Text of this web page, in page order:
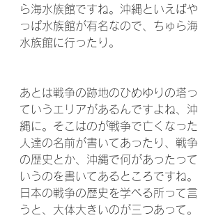
ら海水族館ですね。沖縄といえばや
っぱ水族館が有名なので、ちゅら海
水族館に行ったり。
あとは戦争の跡地のひめゆりの塔っ
ていうエリアがあるんですよね、沖
縄に。そこはのが戦争で亡くなった
人達の名前が書いてあったり、戦争
の歴史とか、沖縄で何があったって
いうのを書いてあるところですね。
日本の戦争の歴史を学べる所って言
うと、大体大きいのが三つあって。